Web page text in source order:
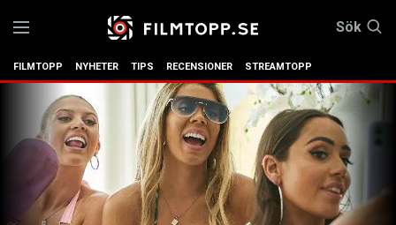
Sök
FILMTOPP NYHETER TIPS RECENSIONER STREAMTOPP